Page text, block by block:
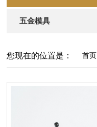
五金模具
您现在的位置是： 首页